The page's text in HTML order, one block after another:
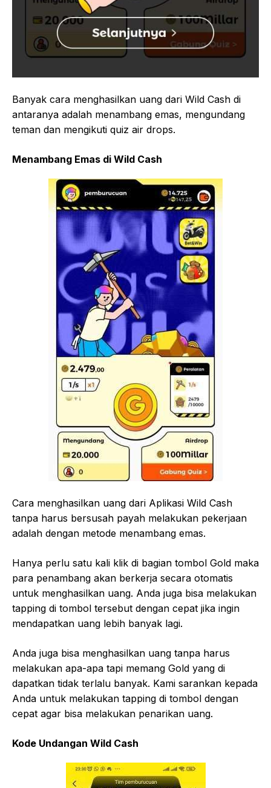
Banyak cara menghasilkan uang dari Wild Cash di
antaranya adalah menambang emas, mengundang
teman dan mengikuti quiz air drops.
Menambang Emas di Wild Cash
Cara menghasilkan uang dari Aplikasi Wild Cash
tanpa harus bersusah payah melakukan pekerjaan
adalah dengan metode menambang emas.
Hanya perlu satu kali klik di bagian tombol Gold maka
para penambang akan berkerja secara otomatis
untuk menghasilkan uang. Anda juga bisa melakukan
tapping di tombol tersebut dengan cepat jika ingin
mendapatkan uang lebih banyak lagi.
Anda juga bisa menghasilkan uang tanpa harus
melakukan apa-apa tapi memang Gold yang di
dapatkan tidak terlalu banyak. Kami sarankan kepada
Anda untuk melakukan tapping di tombol dengan
cepat agar bisa melakukan penarikan uang.
Kode Undangan Wild Cash